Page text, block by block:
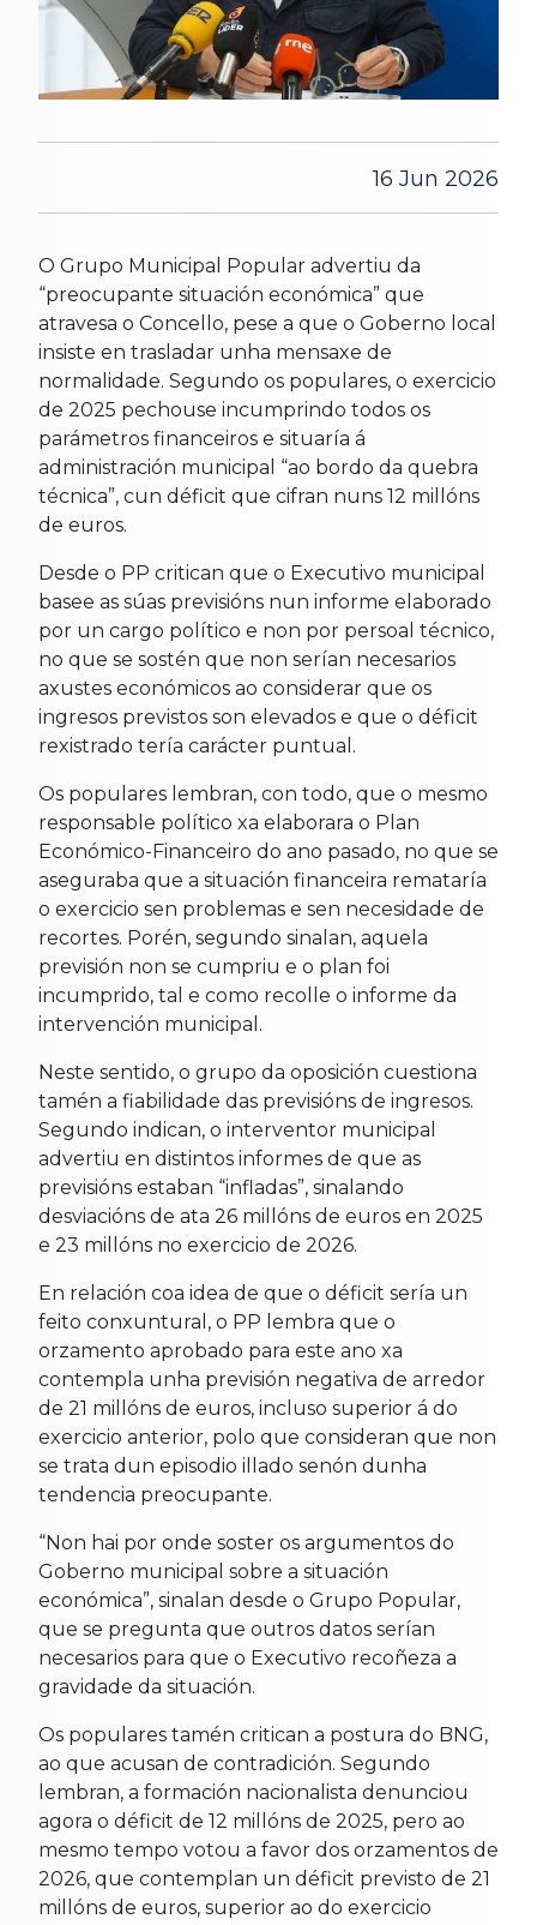
16 Jun 2026
O Grupo Municipal Popular advertiu da
“preocupante situación económica” que
atravesa o Concello, pese a que o Goberno local
insiste en trasladar unha mensaxe de
normalidade. Segundo os populares, o exercicio
de 2025 pechouse incumprindo todos os
parámetros financeiros e situaría á
administración municipal “ao bordo da quebra
técnica”, cun déficit que cifran nuns 12 millóns
de euros.
Desde o PP critican que o Executivo municipal
basee as súas previsións nun informe elaborado
por un cargo político e non por persoal técnico,
no que se sostén que non serían necesarios
axustes económicos ao considerar que os
ingresos previstos son elevados e que o déficit
rexistrado tería carácter puntual.
Os populares lembran, con todo, que o mesmo
responsable político xa elaborara o Plan
Económico-Financeiro do ano pasado, no que se
aseguraba que a situación financeira remataría
o exercicio sen problemas e sen necesidade de
recortes. Porén, segundo sinalan, aquela
previsión non se cumpriu e o plan foi
incumprido, tal e como recolle o informe da
intervención municipal.
Neste sentido, o grupo da oposición cuestiona
tamén a fiabilidade das previsións de ingresos.
Segundo indican, o interventor municipal
advertiu en distintos informes de que as
previsións estaban “infladas”, sinalando
desviacións de ata 26 millóns de euros en 2025
e 23 millóns no exercicio de 2026.
En relación coa idea de que o déficit sería un
feito conxuntural, o PP lembra que o
orzamento aprobado para este ano xa
contempla unha previsión negativa de arredor
de 21 millóns de euros, incluso superior á do
exercicio anterior, polo que consideran que non
se trata dun episodio illado senón dunha
tendencia preocupante.
“Non hai por onde soster os argumentos do
Goberno municipal sobre a situación
económica”, sinalan desde o Grupo Popular,
que se pregunta que outros datos serían
necesarios para que o Executivo recoñeza a
gravidade da situación.
Os populares tamén critican a postura do BNG,
ao que acusan de contradición. Segundo
lembran, a formación nacionalista denunciou
agora o déficit de 12 millóns de 2025, pero ao
mesmo tempo votou a favor dos orzamentos de
2026, que contemplan un déficit previsto de 21
millóns de euros, superior ao do exercicio